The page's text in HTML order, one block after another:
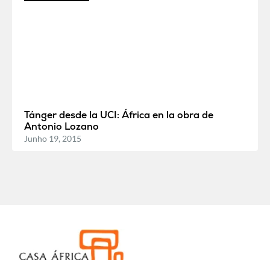
Tánger desde la UCI: África en la obra de
Antonio Lozano
Junho 19, 2015